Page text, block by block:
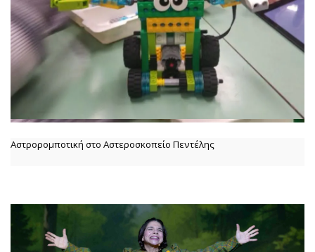
Αστρορομποτική στο Αστεροσκοπείο Πεντέλης